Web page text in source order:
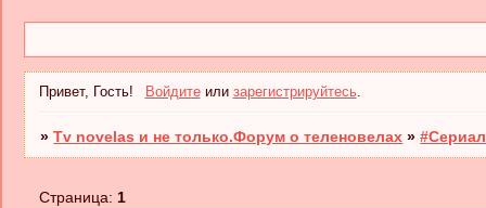
Привет, Гость! Войдитеили зарегистрируйтесь.
»Tv novelas и не только.Форум о теленовелах »
Страница:1